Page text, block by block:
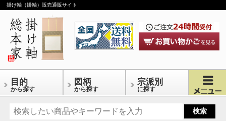
掛け軸（掛軸）販売通販サイト
目的
から探す
図柄
から探す
宗派別
に探す